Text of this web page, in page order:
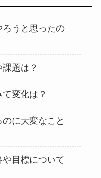
うと思ったの
題は？
変化は？
に大変なこと
目標について